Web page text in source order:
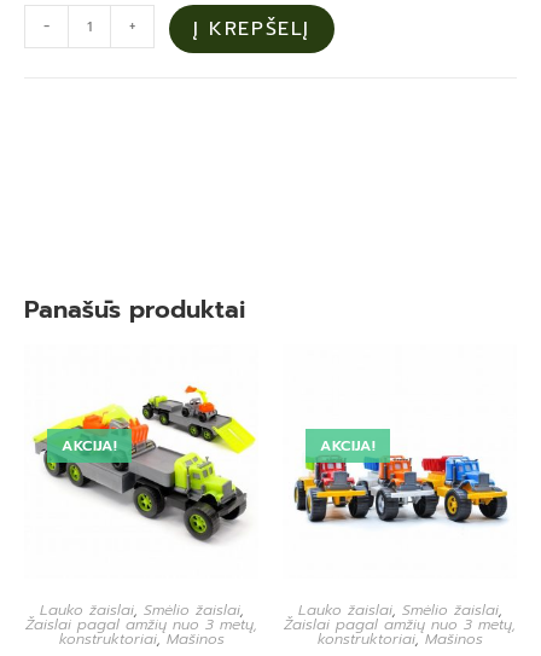
- + Į KREPŠELĮ
Panašūs produktai
AKCIJA!
Lauko žaislai, Smėlio žaislai,
Žaislai pagal amžių nuo 3 metų,
konstruktoriai,Mašinos
AKCIJA!
Lauko žaislai, Smėlio žaislai,
Žaislai pagal amžių nuo 3 metų,
konstruktoriai,Mašinos